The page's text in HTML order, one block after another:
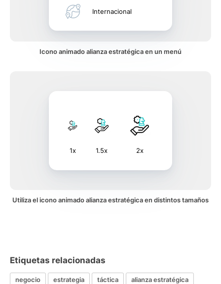
Internacional
Icono animado alianza estratégica en un menú
1x 1.5x 2x
Utiliza el icono animado alianza estratégica en distintos tamaños
Etiquetas relacionadas
negocio estrategia táctica alianza estratégica